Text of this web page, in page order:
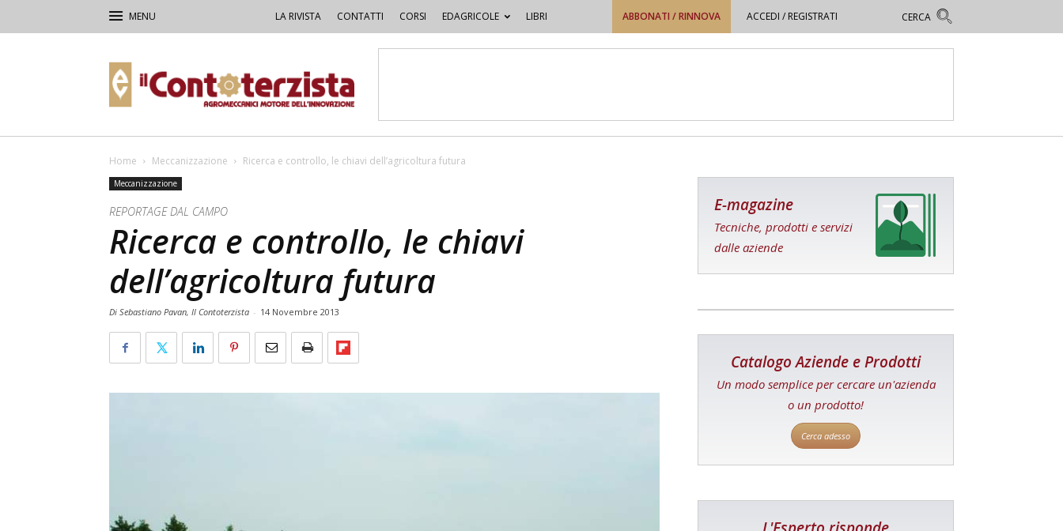
LA RIVISTA CONTATTI CORSI EDAGRICOLE LIBRI ABBONATI / RINNOVA ACCEDI / REGISTRATI
Contoterzista
Home Meccanizzazione Ricerca e controllo, le chiavi dell’agricoltura futura
Meccanizzazione
REPORTAGE DAL CAMPO
Ricerca e controllo, le chiavi
dell’agricoltura futura
Di Sebastiano Pavan, Il Contoterzista - 14 Novembre 2013
E-magazine
Tecniche, prodotti e servizi
dalle aziende
Catalogo Aziende e Prodotti
Un modo semplice per cercare un'azienda
o un prodotto!
Cerca adesso